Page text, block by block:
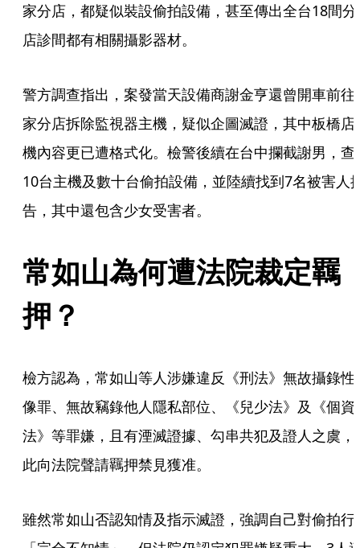
家分店，都疑似裝設偷拍設備，甚至傳出全台18間分
店診間都有相關攝影器材。
警方調查指出，案發當天設備商謝金亨還曾開車前往
家分店拆除監視器主機，疑似企圖滅證，其中板橋店
機內容更已遭格式化。檢警後續在台中攔截謝男，查
10台主機及數十台偷拍設備，並陸續找到7名被害人
告，其中還包含少女受害者。
常如山為何遭法院裁定羈
押？
檢方認為，常如山等人涉嫌違反《刑法》無故攝錄性
像罪、無故竊錄他人隱私部位、《兒少法》及《個資
法》等罪嫌，且有湮滅證據、勾串共犯及證人之虞，
此向法院聲請羈押禁見獲准。
雖然常如山否認知情及指示滅證，強調自己對偷拍行